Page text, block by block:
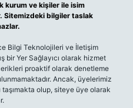
kurum ve kişiler ile isim
Sitemizdeki bilgiler taslak
Bilgi Teknolojileri ve İletişim
bir Yer Sağlayıcı olarak hizmet
proaktif olarak denetleme
Ancak, üyelerimiz
olup, siteye üye olarak